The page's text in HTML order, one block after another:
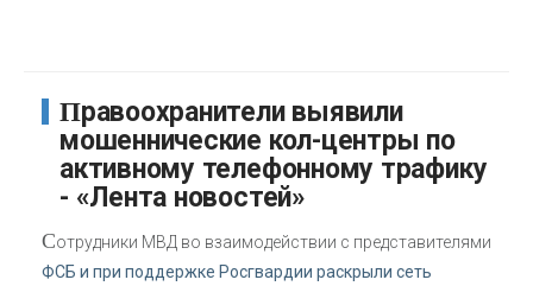
Правоохранители выявили
мошеннические кол-центры по
активному телефонному трафику
- «Лента новостей»
Сотрудники МВД во взаимодействии с представителями
ФСБ и при поддержке Росгвардии раскрыли сеть